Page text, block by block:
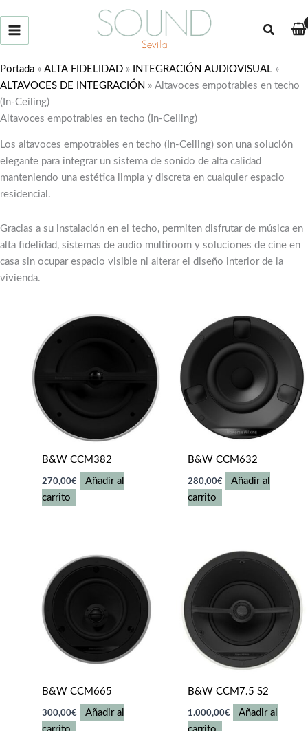
Buscar
Portada » ALTA FIDELIDAD » INTEGRACIÓN AUDIOVISUAL »
ALTAVOCES DE INTEGRACIÓN » Altavoces empotrables en techo
(In-Ceiling)
Altavoces empotrables en techo (In-Ceiling)
Los altavoces empotrables en techo (In-Ceiling) son una solución
elegante para integrar un sistema de sonido de alta calidad
manteniendo una estética limpia y discreta en cualquier espacio
residencial.
Gracias a su instalación en el techo, permiten disfrutar de música en
alta fidelidad, sistemas de audio multiroom y soluciones de cine en
casa sin ocupar espacio visible ni alterar el diseño interior de la
vivienda.
B&W CCM382
270,00€
Añadir al
carrito
B&W CCM632
280,00€
Añadir al
carrito
B&W CCM665
300,00€
Añadir al
B&W CCM7.5 S2
1.000,00€
Añadir al